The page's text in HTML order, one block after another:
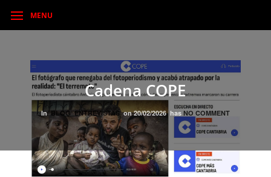
MENU
Cadena COPE
InBLOG ENTREVISTASon20/02/2026has NO COMMENT